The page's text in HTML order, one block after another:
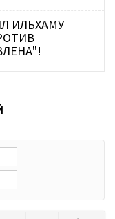
ИЛЬХАМУ